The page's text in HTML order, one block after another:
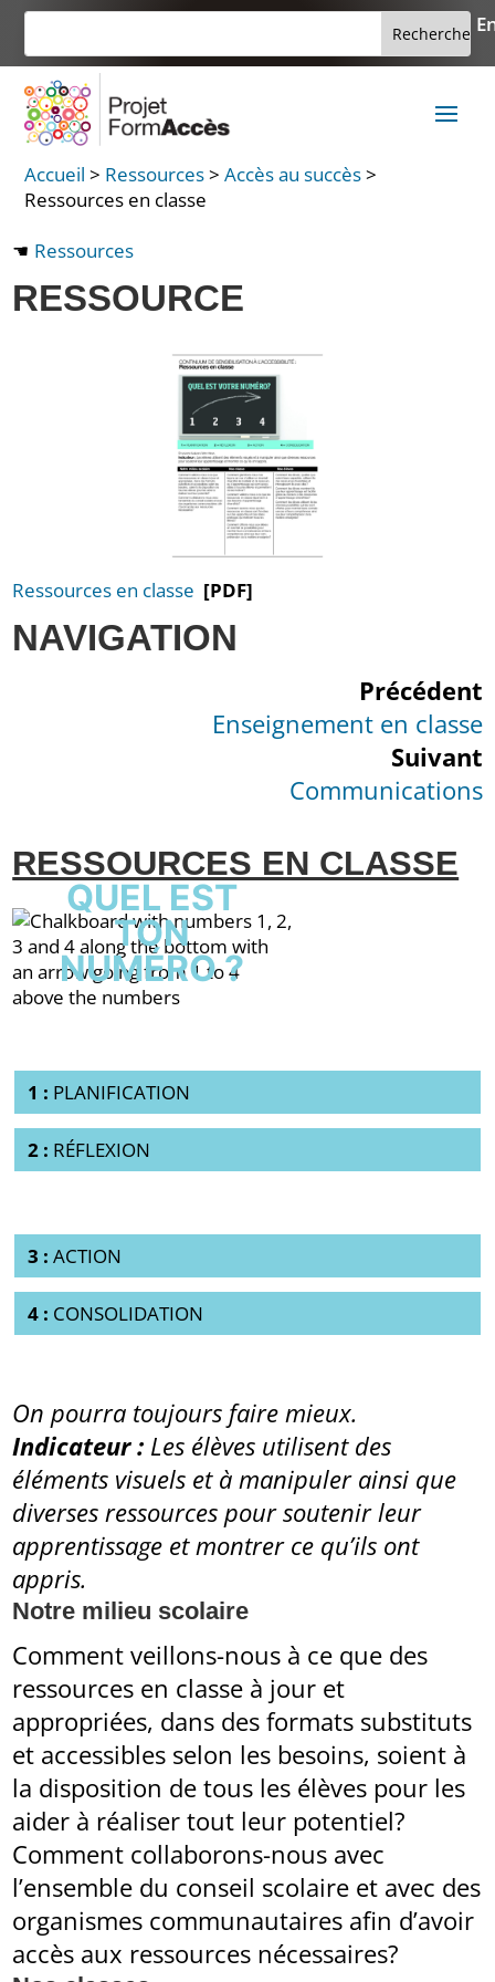
Skip
content
Accueil > Ressources>Accès au succès>
Ressources en classe
Ressources
RESSOURCE
Ressources en classe [PDF]
NAVIGATION
Précédent
Enseignement en classe
Suivant
Communications
RESSOURCES EN CLASSE
QUEL EST
TON
NUMÉRO ?
1 : PLANIFICATION
2 : RÉFLEXION
3 : ACTION
4 : CONSOLIDATION
On pourra toujours faire mieux.
Indicateur : Les élèves utilisent des
éléments visuels et à manipuler ainsi que
diverses ressources pour soutenir leur
apprentissage et montrer ce qu’ils ont
appris.
Notre milieu scolaire
Comment veillons-nous à ce que des
ressources en classe à jour et
appropriées, dans des formats substituts
et accessibles selon les besoins, soient à
la disposition de tous les élèves pour les
aider à réaliser tout leur potentiel?
Comment collaborons-nous avec
l’ensemble du conseil scolaire et avec des
organismes communautaires afin d’avoir
accès aux ressources nécessaires?